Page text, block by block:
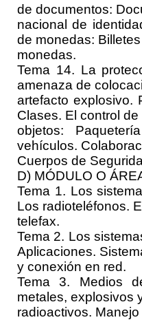
de documentos:
nacional de
de monedas:
monedas.
Tema 14. La
amenaza de
artefacto explosivo.
Clases. El control
objetos:
vehículos.
Cuerpos de
D) MÓDULO O
Tema 1. Los
Los radioteléfonos.
telefax.
Tema 2. Los
Aplicaciones.
y conexión en red.
Tema 3. Medios
metales, explosivos
radioactivos.